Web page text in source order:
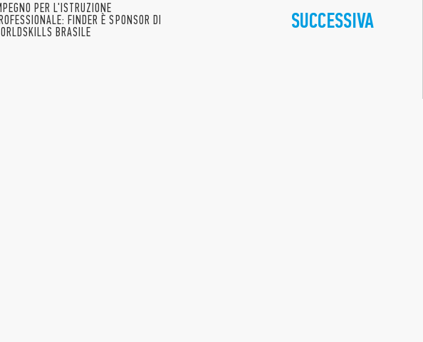
SUCCESSIVA
PER L'ISTRUZIONE
FINDER È SPONSOR DI
BRASILE